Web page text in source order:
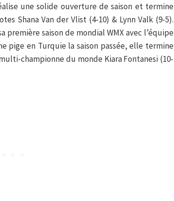
une solide ouverture de saison et termine
Shana Van der Vlist (4-10) & Lynn Valk (9-5).
première saison de mondial WMX avec l’équipe
pige en Turquie la saison passée, elle termine
championne du monde Kiara Fontanesi (10-